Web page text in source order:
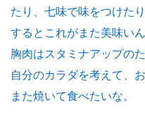
たり、七味で味をつけた
するとこれがまた美味いん
胸肉はスタミナアップの
自分のカラダを考えて、
また焼いて食べたいな。